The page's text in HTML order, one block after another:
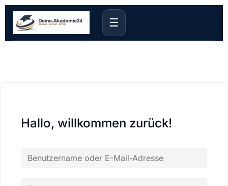
☰
Hallo, willkommen zurück!